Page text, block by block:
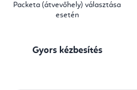
Packeta (átvevőhely) választása
esetén
Gyors kézbesítés